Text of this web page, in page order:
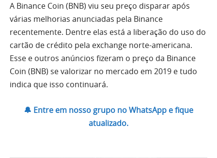
A Binance Coin (BNB) viu seu preço disparar após
várias melhorias anunciadas pela Binance
recentemente. Dentre elas está a liberação do uso do
cartão de crédito pela exchange norte-americana.
Esse e outros anúncios fizeram o preço da Binance
Coin (BNB) se valorizar no mercado em 2019 e tudo
indica que isso continuará.
🔔 Entre em nosso grupo no WhatsApp e fique
atualizado.